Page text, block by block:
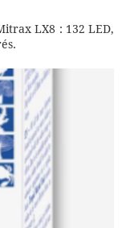
LX8 : 132 LED,